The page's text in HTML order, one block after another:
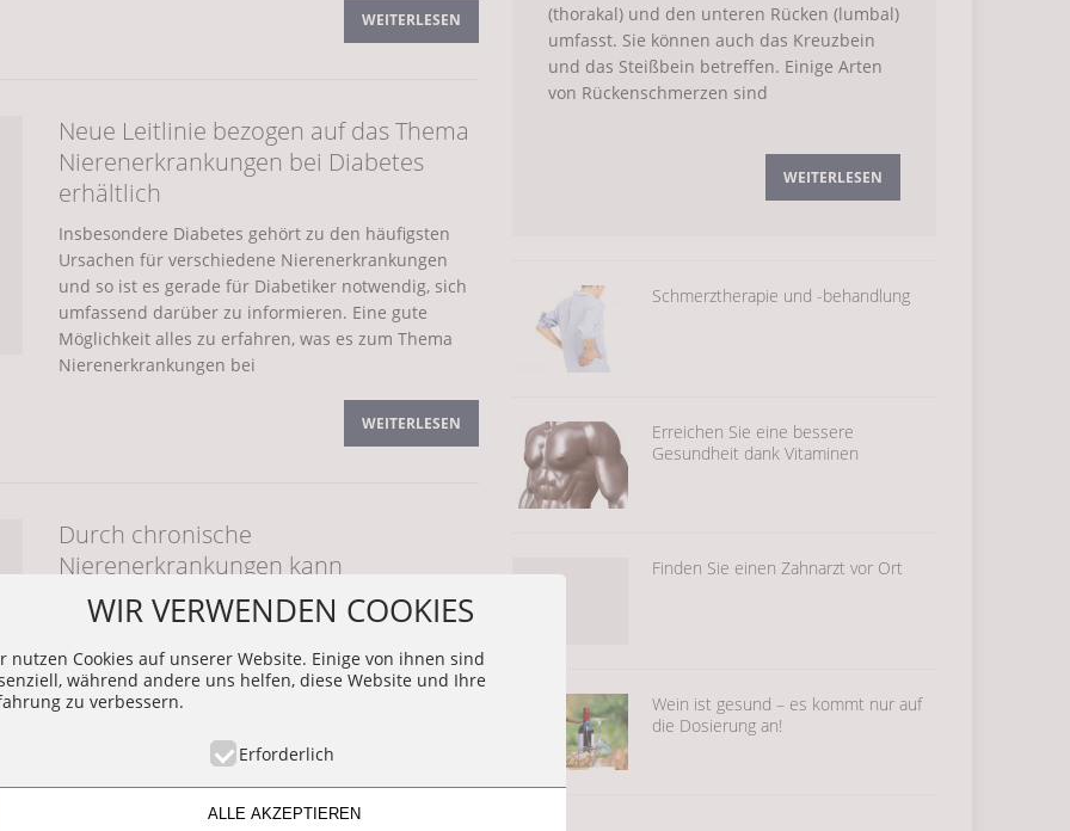
helfen kann NIERENERKRANKUNGEN
Demenz und Diabetes
Gesundheit? ALLGEMEIN
ALLGEMEIN
entspannter angehen ALLGEMEIN
WEITERLESEN
Neue Leitlinie bezogen auf das Thema
Nierenerkrankungen bei Diabetes
erhältlich
Insbesondere Diabetes gehört zu den häufigsten
Ursachen für verschiedene Nierenerkrankungen
und so ist es gerade für Diabetiker notwendig, sich
umfassend darüber zu informieren. Eine gute
Möglichkeit alles zu erfahren, was es zum Thema
Nierenerkrankungen bei
WEITERLESEN
Durch chronische
Nierenerkrankungen kann
Eisenmangel entstehen
Nierenerkrankung leiden ist es insbesondere
wichtig, dass darauf geachtet wird, dass keine
Mangelerscheinungen entstehen. Dies bezieht sich
vor allem auf Eisen, da es sich hierbei um einen
(thorakal) und den unteren Rücken (lumbal)
umfasst. Sie können auch das Kreuzbein
und das Steißbein betreffen. Einige Arten
von Rückenschmerzen sind
WEITERLESEN
Schmerztherapie und -behandlung
Erreichen Sie eine bessere
Gesundheit dank Vitaminen
Finden Sie einen Zahnarzt vor Ort
Wein ist gesund – es kommt nur auf
die Dosierung an!
WIR VERWENDEN COOKIES
nutzen Cookies auf unserer Website. Einige von ihnen sind
während andere uns helfen, diese Website und Ihre
zu verbessern.
Erforderlich
ALLE AKZEPTIEREN